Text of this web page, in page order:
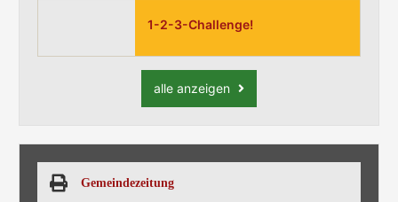
1-2-3-Challenge!
alle anzeigen
Gemeindezeitung